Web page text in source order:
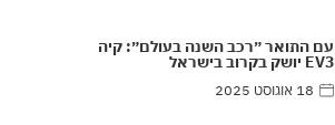
עם התואר ״רכב השנה בעולם״: קיה
EV3 יושק בקרוב בישראל
18 אוגוסט 2025